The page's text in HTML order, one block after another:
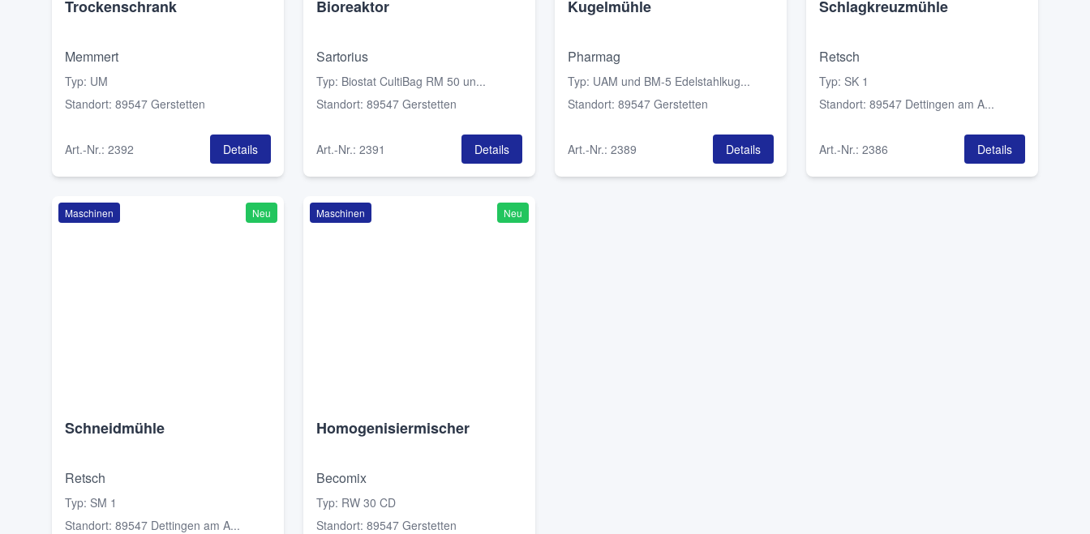
Trockenschrank
Memmert
Typ: UM
Standort: 89547 Gerstetten
Art.-Nr.: 2392 Details
Bioreaktor
Sartorius
Typ: Biostat CultiBag RM 50 un...
Standort: 89547 Gerstetten
Art.-Nr.: 2391 Details
Kugelmühle
Pharmag
Typ: UAM und BM-5 Edelstahlkug...
Standort: 89547 Gerstetten
Art.-Nr.: 2389 Details
Schlagkreuzmühle
Retsch
Typ: SK 1
Standort: 89547 Dettingen am A...
Art.-Nr.: 2386 Details
Maschinen Neu
Schneidmühle
Retsch
Typ: SM 1
Standort: 89547 Dettingen am A...
Maschinen Neu
Homogenisiermischer
Becomix
Typ: RW 30 CD
Standort: 89547 Gerstetten